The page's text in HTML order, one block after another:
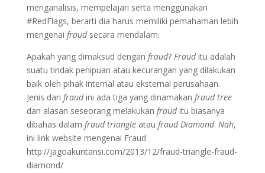
menganalisis, mempelajari serta menggunakan
#RedFlags, berarti dia harus memiliki pemahaman lebih
mengenai fraud secara mendalam.
Apakah yang dimaksud dengan fraud? Frauditu adalah
suatu tindak penipuan atau kecurangan yang dilakukan
baik oleh pihak internal atau eksternal perusahaan.
Jenis dari fraudini ada tiga yang dinamakan fraud tree
dan alasan seseorang melakukan frauditu biasanya
dibahas dalam fraud triangle atau fraud Diamond. Nah,
ini link website mengenai Fraud
http://jagoakuntansi.com/2013/12/fraud-triangle-fraud-
diamond/